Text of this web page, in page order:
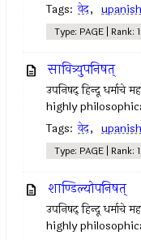
Tags: वेद,
Type: PAGE | Rank:
सावित्र्युपनिषत्
उपनिषद् हिन्दू धर्माचे
highly
Tags: वेद,
Type: PAGE | Rank:
शाण्डिल्योपनिषत्
उपनिषद् हिन्दू धर्माचे
highly